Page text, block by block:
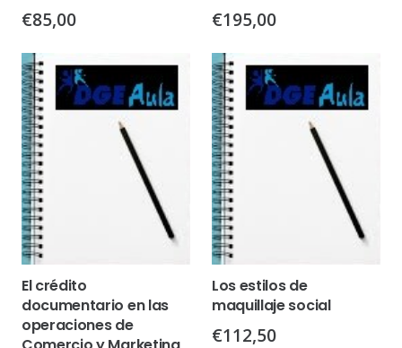
€85,00 €195,00
El crédito
documentario en las
operaciones de
Los estilos de
maquillaje social
€112,50